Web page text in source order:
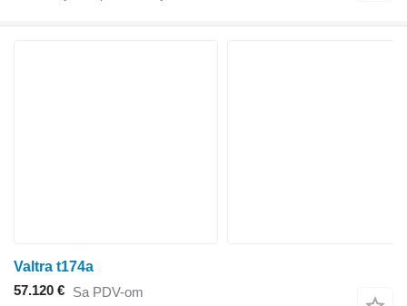
Valtra t174a
57.120 € Sa PDV-om